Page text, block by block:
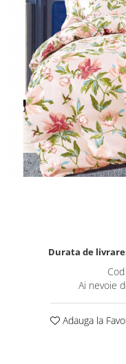
Durata de
Ai nevoie
Adauga la